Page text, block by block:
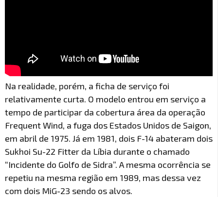
Na realidade, porém, a ficha de serviço foi
relativamente curta. O modelo entrou em serviço a
tempo de participar da cobertura área da operação
Frequent Wind, a fuga dos Estados Unidos de Saigon,
em abril de 1975. Já em 1981, dois F-14 abateram dois
Sukhoi Su-22 Fitter da Líbia durante o chamado
“Incidente do Golfo de Sidra”. A mesma ocorrência se
repetiu na mesma região em 1989, mas dessa vez
com dois MiG-23 sendo os alvos.